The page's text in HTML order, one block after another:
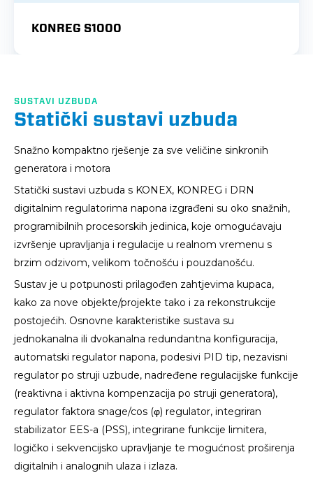
KONREG S1000
SUSTAVI UZBUDA
Statički sustavi uzbuda
Snažno kompaktno rješenje za sve veličine sinkronih
generatora i motora
Statički sustavi uzbuda s KONEX, KONREG i DRN
digitalnim regulatorima napona izgrađeni su oko snažnih,
programibilnih procesorskih jedinica, koje omogućavaju
izvršenje upravljanja i regulacije u realnom vremenu s
brzim odzivom, velikom točnošću i pouzdanošću.
Sustav je u potpunosti prilagođen zahtjevima kupaca,
kako za nove objekte/projekte tako i za rekonstrukcije
postojećih. Osnovne karakteristike sustava su
jednokanalna ili dvokanalna redundantna konfiguracija,
automatski regulator napona, podesivi PID tip, nezavisni
regulator po struji uzbude, nadređene regulacijske funkcije
(reaktivna i aktivna kompenzacija po struji generatora),
regulator faktora snage/cos (φ) regulator, integriran
stabilizator EES-a (PSS), integrirane funkcije limitera,
logičko i sekvencijsko upravljanje te mogućnost proširenja
digitalnih i analognih ulaza i izlaza.